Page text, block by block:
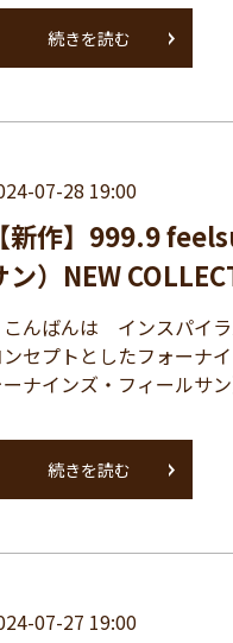
続きを読む
07-28 19:00
【新作】999.9
ン）NEW
こんばんは インスパイラ
ンセプトとしたフォーナ
ーナインズ・フィールサ
続きを読む
07-27 19:00